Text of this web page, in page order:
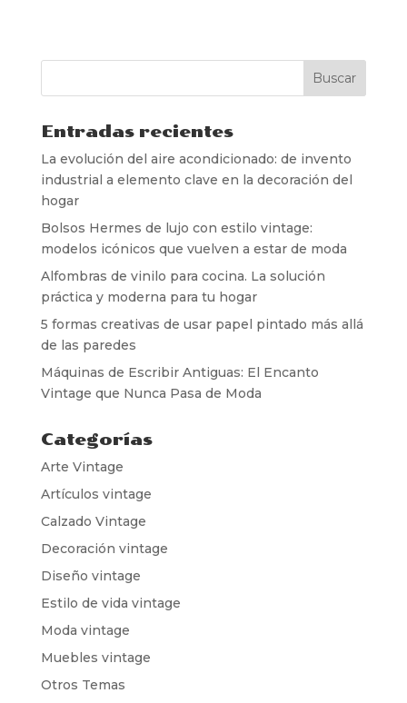
Entradas recientes
La evolución del aire acondicionado: de invento
industrial a elemento clave en la decoración del
hogar
Bolsos Hermes de lujo con estilo vintage:
modelos icónicos que vuelven a estar de moda
Alfombras de vinilo para cocina. La solución
práctica y moderna para tu hogar
5 formas creativas de usar papel pintado más allá
de las paredes
Máquinas de Escribir Antiguas: El Encanto
Vintage que Nunca Pasa de Moda
Categorías
Arte Vintage
Artículos vintage
Calzado Vintage
Decoración vintage
Diseño vintage
Estilo de vida vintage
Moda vintage
Muebles vintage
Otros Temas